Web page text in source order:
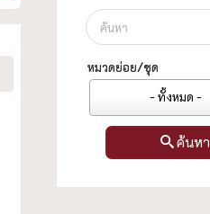
หมวดย่อย/ชุด
- ทั้งหมด -
ค้นหา